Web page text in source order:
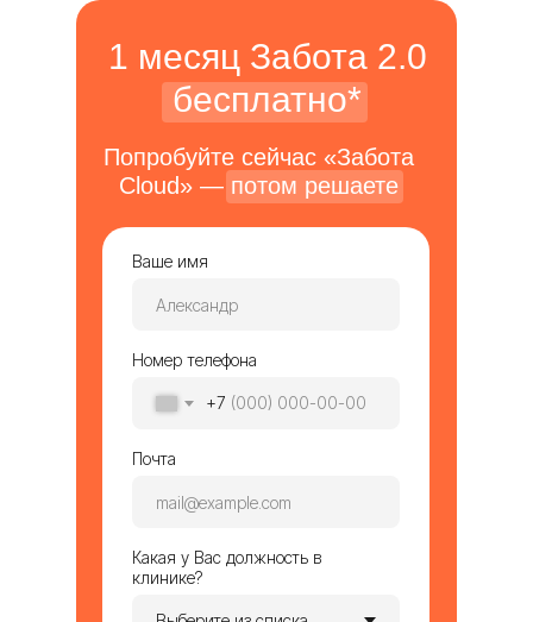
Попробуйте сейчас «Забота
Cloud» — потом решаете
1 месяц Забота 2.0
бесплатно*
Ваше имя
Номер телефона
+7
Почта
Какая у Вас должность в
клинике?